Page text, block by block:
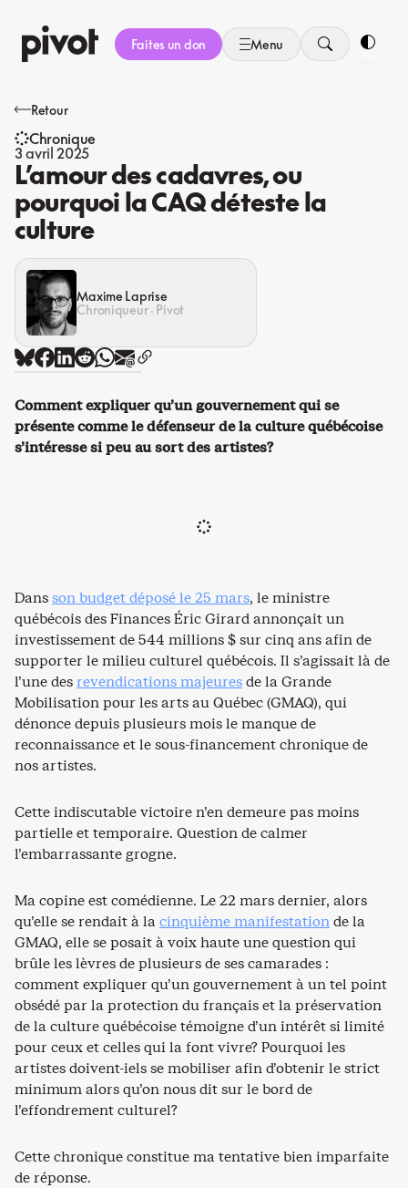
au
contenu
Faites un don Menu
Retour
Chronique
3 avril 2025
L’amour des cadavres, ou
pourquoi la CAQ déteste la
culture
Maxime Laprise
Chroniqueur · Pivot
Comment expliquer qu’un gouvernement qui se
présente comme le défenseur de la culture québécoise
s’intéresse si peu au sort des artistes?
Dansson budget déposé le 25 mars, le ministre
québécois des Finances Éric Girard annonçait un
investissement de 544 millions $ sur cinq ans afin de
supporter le milieu culturel québécois. Il s’agissait là de
l’une desrevendications majeuresde la Grande
Mobilisation pour les arts au Québec (GMAQ), qui
dénonce depuis plusieurs mois le manque de
reconnaissance et le sous-financement chronique de
nos artistes.
Cette indiscutable victoire n’en demeure pas moins
partielle et temporaire. Question de calmer
l’embarrassante grogne.
Ma copine est comédienne. Le 22 mars dernier, alors
qu’elle se rendait à lacinquième manifestationde la
GMAQ, elle se posait à voix haute une question qui
brûle les lèvres de plusieurs de ses camarades :
comment expliquer qu’un gouvernement à un tel point
obsédé par la protection du français et la préservation
de la culture québécoise témoigne d’un intérêt si limité
pour ceux et celles qui la font vivre? Pourquoi les
artistes doivent-iels se mobiliser afin d’obtenir le strict
minimum alors qu’on nous dit sur le bord de
l’effondrement culturel?
Cette chronique constitue ma tentative bien imparfaite
de réponse.